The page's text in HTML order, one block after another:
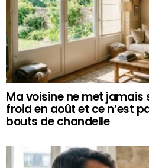
Ma voisine ne met jamais
froid en août et ce n’est
bouts de chandelle